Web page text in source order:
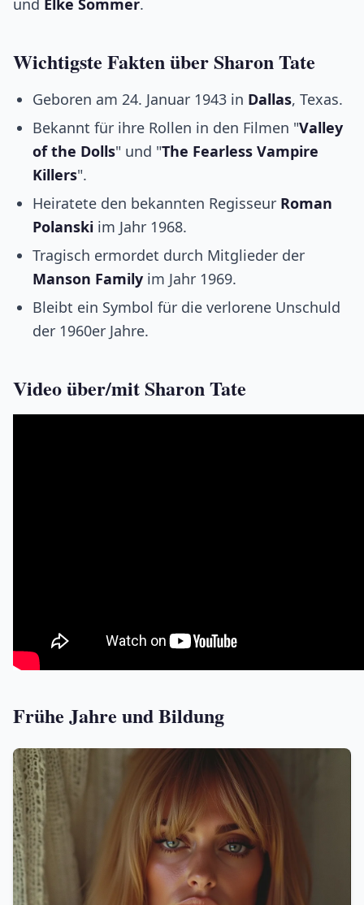
und Elke Sommer.
Wichtigste Fakten über Sharon Tate
Geboren am 24. Januar 1943 in Dallas, Texas.
Bekannt für ihre Rollen in den Filmen "Valley
of the Dolls" und "The Fearless Vampire
Killers".
Heiratete den bekannten Regisseur Roman
Polanski im Jahr 1968.
Tragisch ermordet durch Mitglieder der
Manson Family im Jahr 1969.
Bleibt ein Symbol für die verlorene Unschuld
der 1960er Jahre.
Video über/mit Sharon Tate
Frühe Jahre und Bildung